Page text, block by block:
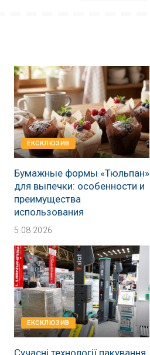
EКСКЛЮЗИВ
Бумажные формы «Тюльпан»
для выпечки: особенности и
преимущества
использования
5.08.2026
EКСКЛЮЗИВ